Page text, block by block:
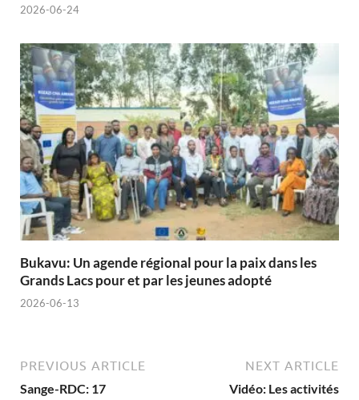
2026-06-24
Bukavu: Un agende régional pour la paix dans les
Grands Lacs pour et par les jeunes adopté
2026-06-13
PREVIOUS ARTICLE
Sange-RDC: 17
NEXT ARTICLE
Vidéo: Les activités